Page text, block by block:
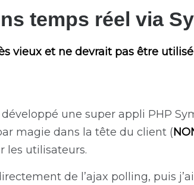
temps réel via
vieux et ne devrait pas être
développé une super appli PHP
magie dans la tête du client (
les utilisateurs.
de l’ajax polling, puis